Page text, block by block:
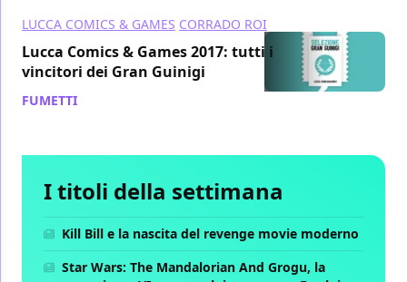
LUCCA COMICS & GAMES CORRADO ROI
Lucca Comics & Games 2017: tutti i
vincitori dei Gran Guinigi
FUMETTI
I titoli della settimana
Kill Bill e la nascita del revenge movie moderno
Star Wars: The Mandalorian And Grogu, la